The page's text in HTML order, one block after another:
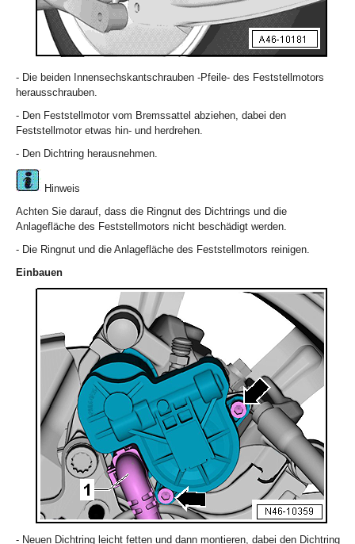
- Die beiden Innensechskantschrauben -Pfeile- des Feststellmotors
herausschrauben.
- Den Feststellmotor vom Bremssattel abziehen, dabei den
Feststellmotor etwas hin- und herdrehen.
- Den Dichtring herausnehmen.
Hinweis
Achten Sie darauf, dass die Ringnut des Dichtrings und die
Anlagefläche des Feststellmotors nicht beschädigt werden.
- Die Ringnut und die Anlagefläche des Feststellmotors reinigen.
Einbauen
- Neuen Dichtring leicht fetten und dann montieren, dabei den Dichtring